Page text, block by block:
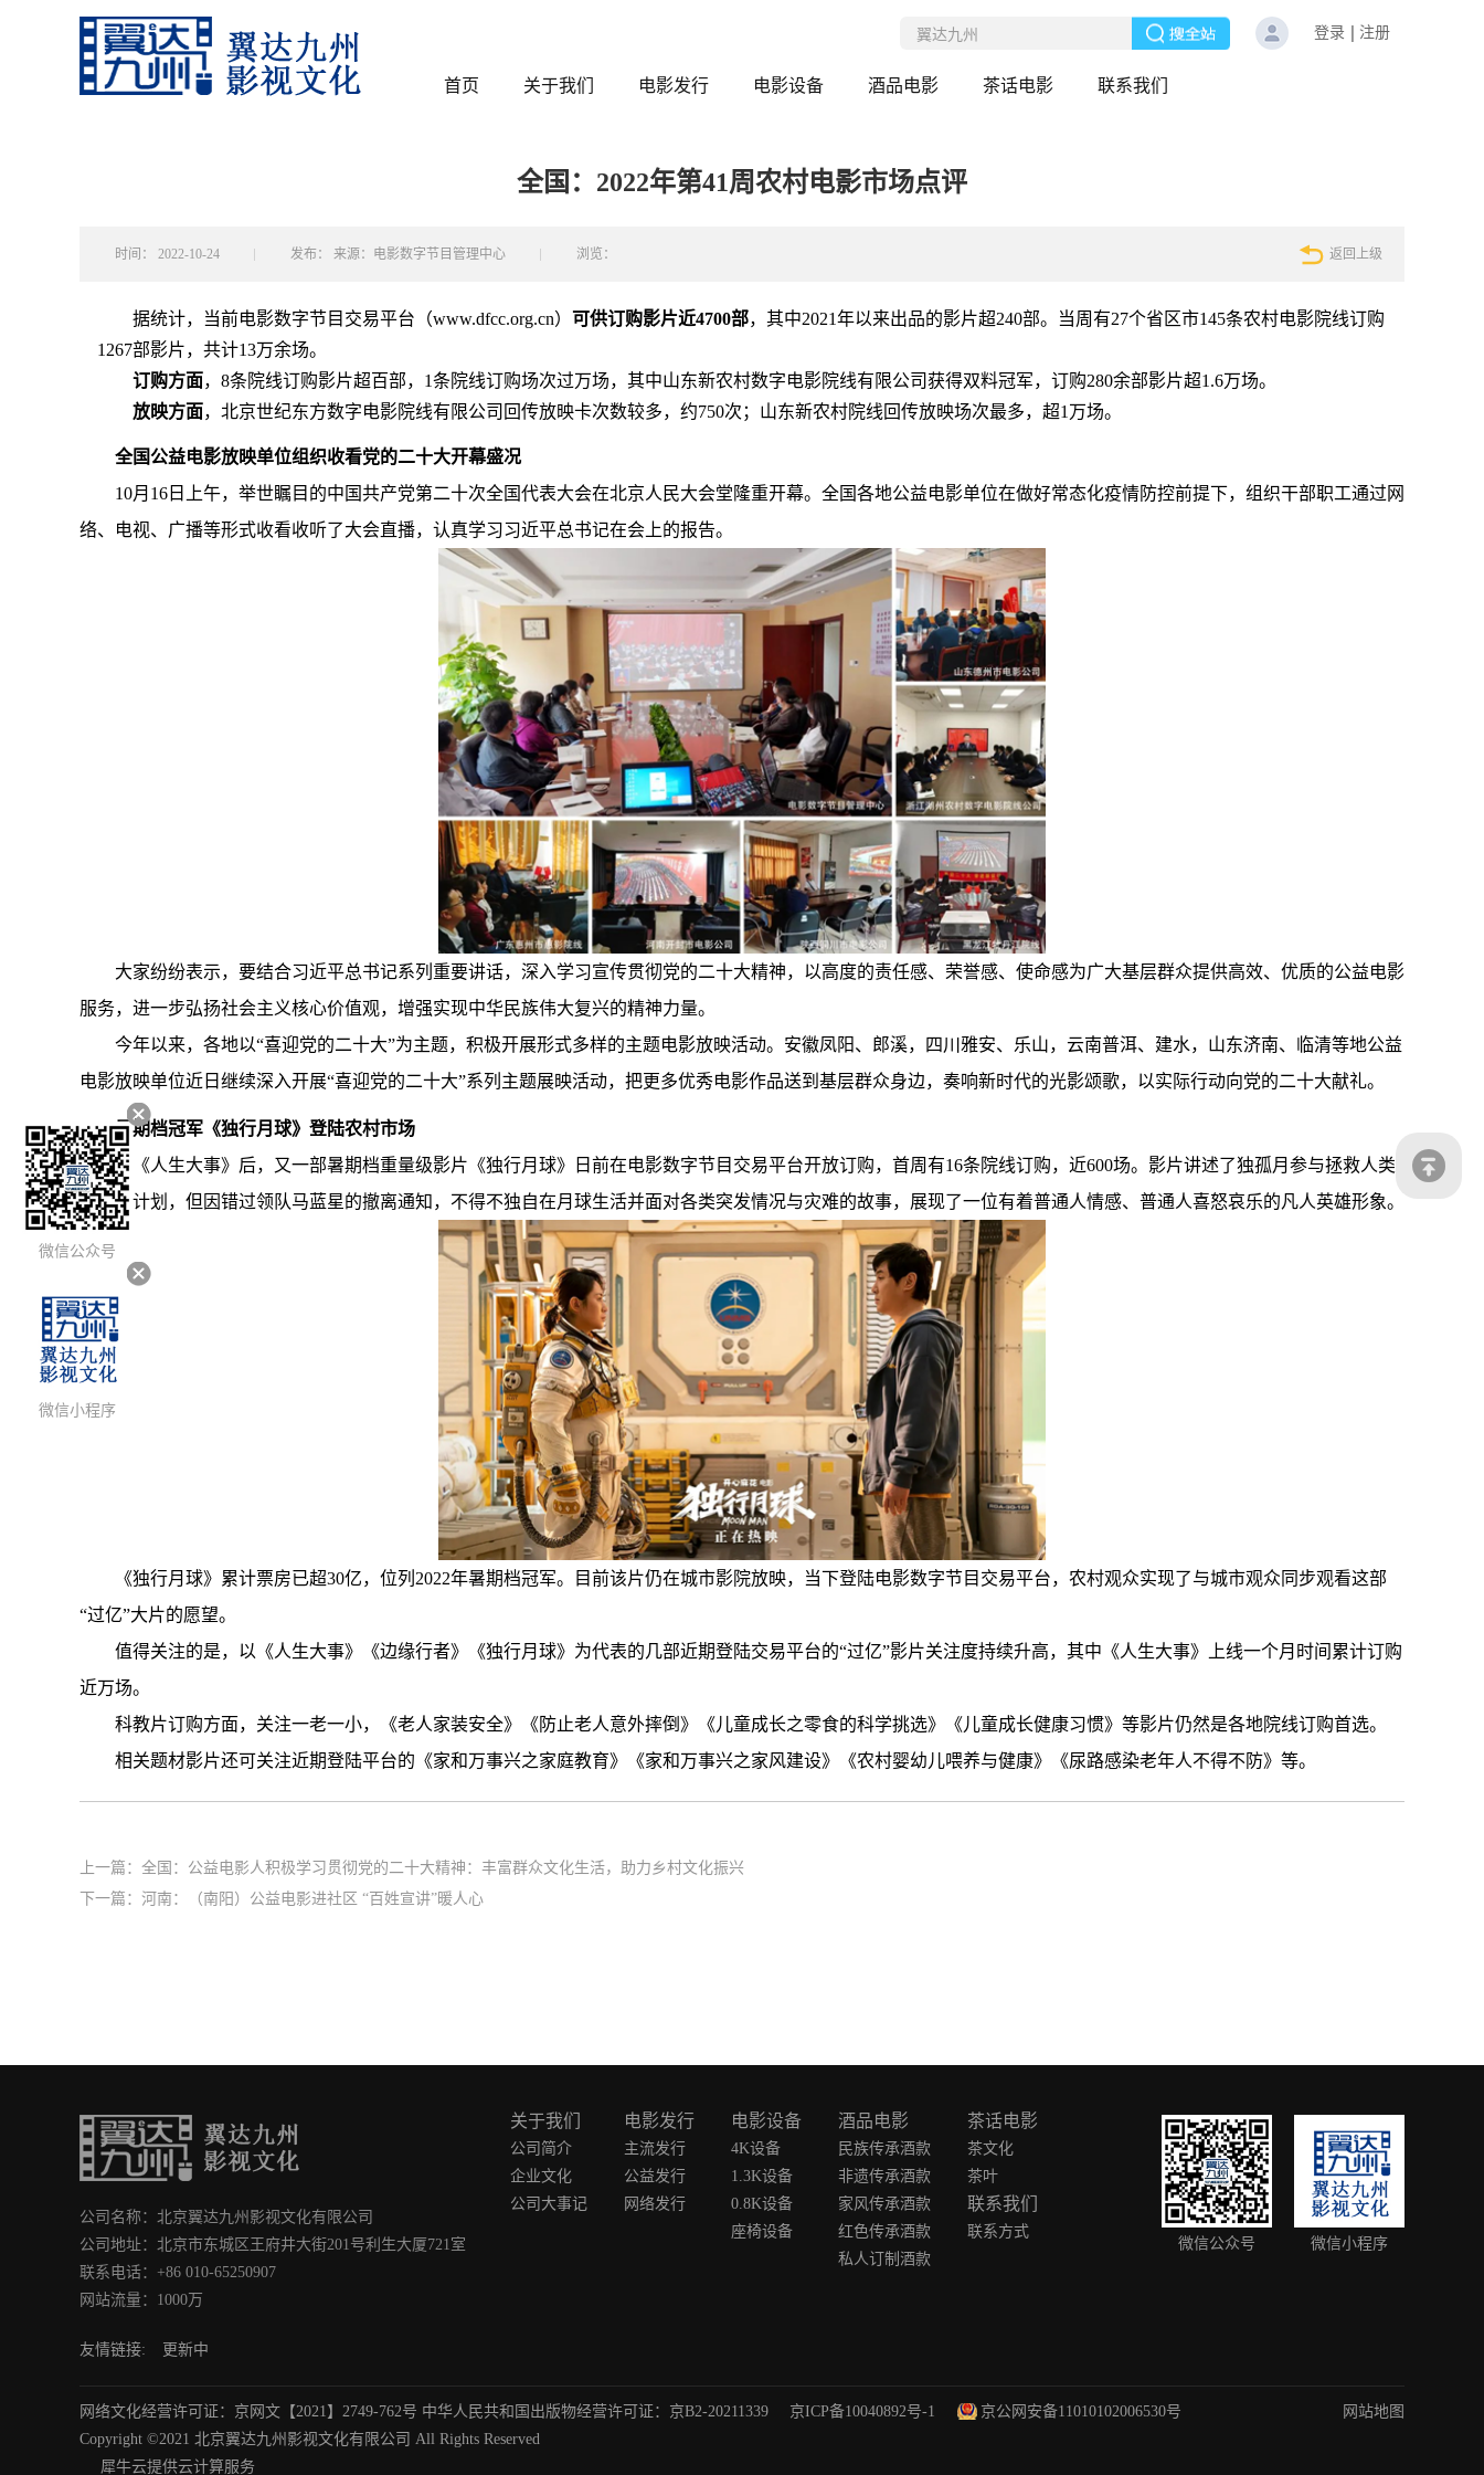
登录 注册
首页 关于我们 电影发行 电影设备 酒品电影 茶话电影 联系我们
全国：2022年第41周农村电影市场点评
时间： 2022-10-24 发布： 来源：电影数字节目管理中心 浏览： 返回上级
据统计，当前电影数字节目交易平台（www.dfcc.org.cn） 可供订购影片近4700部，其中2021年以来出品的影片超240部。当周有27个省区市145条农村电影院线订购
1267部影片，共计13万余场。
订购方面，8条院线订购影片超百部，1条院线订购场次过万场，其中山东新农村数字电影院线有限公司获得双料冠军，订购280余部影片超1.6万场。
放映方面，北京世纪东方数字电影院线有限公司回传放映卡次数较多，约750次；山东新农村院线回传放映场次最多，超1万场。
全国公益电影放映单位组织收看党的二十大开幕盛况
10月16日上午，举世瞩目的中国共产党第二十次全国代表大会在北京人民大会堂隆重开幕。全国各地公益电影单位在做好常态化疫情防控前提下，组织干部职工通过网
络、电视、广播等形式收看收听了大会直播，认真学习习近平总书记在会上的报告。
大家纷纷表示，要结合习近平总书记系列重要讲话，深入学习宣传贯彻党的二十大精神，以高度的责任感、荣誉感、使命感为广大基层群众提供高效、优质的公益电影
服务，进一步弘扬社会主义核心价值观，增强实现中华民族伟大复兴的精神力量。
今年以来，各地以“喜迎党的二十大”为主题，积极开展形式多样的主题电影放映活动。安徽凤阳、郎溪，四川雅安、乐山，云南普洱、建水，山东济南、临清等地公益
电影放映单位近日继续深入开展“喜迎党的二十大”系列主题展映活动，把更多优秀电影作品送到基层群众身边，奏响新时代的光影颂歌，以实际行动向党的二十大献礼。
暑期档冠军《独行月球》登陆农村市场
继《人生大事》后，又一部暑期档重量级影片《独行月球》日前在电影数字节目交易平台开放订购，首周有16条院线订购，近600场。影片讲述了独孤月参与拯救人类
的月盾计划，但因错过领队马蓝星的撤离通知，不得不独自在月球生活并面对各类突发情况与灾难的故事，展现了一位有着普通人情感、普通人喜怒哀乐的凡人英雄形象。
《独行月球》累计票房已超30亿，位列2022年暑期档冠军。目前该片仍在城市影院放映，当下登陆电影数字节目交易平台，农村观众实现了与城市观众同步观看这部
“过亿”大片的愿望。
值得关注的是，以《人生大事》《边缘行者》《独行月球》为代表的几部近期登陆交易平台的“过亿”影片关注度持续升高，其中《人生大事》上线一个月时间累计订购
近万场。
科教片订购方面，关注一老一小，《老人家装安全》《防止老人意外摔倒》《儿童成长之零食的科学挑选》《儿童成长健康习惯》等影片仍然是各地院线订购首选。
相关题材影片还可关注近期登陆平台的《家和万事兴之家庭教育》《家和万事兴之家风建设》《农村婴幼儿喂养与健康》《尿路感染老年人不得不防》等。
上一篇： 全国：公益电影人积极学习贯彻党的二十大精神：丰富群众文化生活，助力乡村文化振兴
下一篇： 河南：（南阳）公益电影进社区 “百姓宣讲”暖人心
微信公众号
微信小程序
公司名称：北京翼达九州影视文化有限公司
公司地址：北京市东城区王府井大街201号利生大厦721室
联系电话：+86 010-65250907
网站流量：1000万
关于我们
公司简介
企业文化
公司大事记
电影发行
主流发行
公益发行
网络发行
电影设备
4K设备
1.3K设备
0.8K设备
座椅设备
酒品电影
民族传承酒款
非遗传承酒款
家风传承酒款
红色传承酒款
私人订制酒款
茶话电影
茶文化
茶叶
联系我们
联系方式
微信公众号 微信小程序
友情链接: 更新中
网络文化经营许可证：京网文【2021】2749-762号 中华人民共和国出版物经营许可证：京B2-20211339 京ICP备10040892号-1 京公网安备11010102006530号
网站地图
Copyright ©2021 北京翼达九州影视文化有限公司 All Rights Reserved
犀牛云提供云计算服务